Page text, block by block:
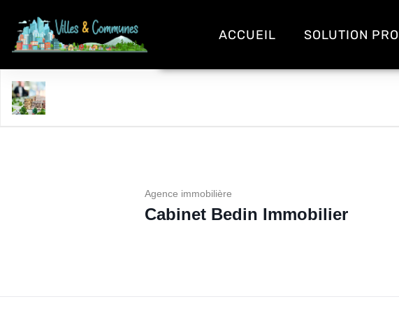
ACCUEIL SOLUTION PRO
Agence immobilière
Cabinet Bedin Immobilier